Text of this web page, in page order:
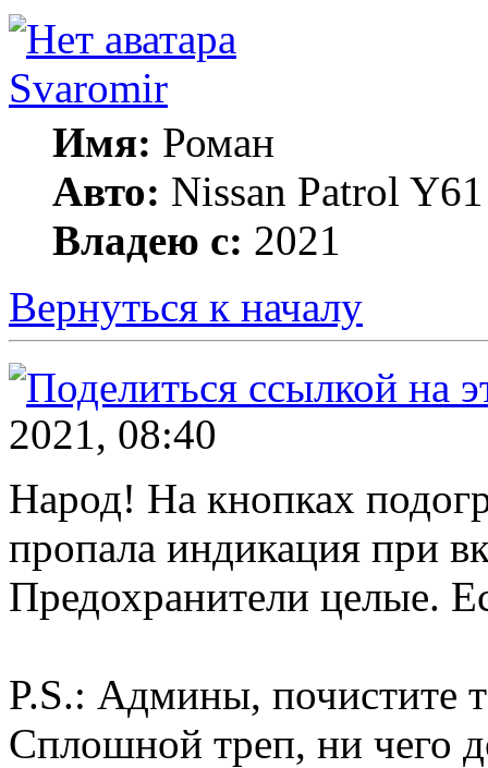
Svaromir
Имя: Роман
Авто: Nissan Patrol
Владею с: 2021
Вернуться к началу
2021, 08:40
Народ! На кнопках
пропала индикация при
Предохранители целые.
P.S.: Админы, почистите
Сплошной треп, ни чего